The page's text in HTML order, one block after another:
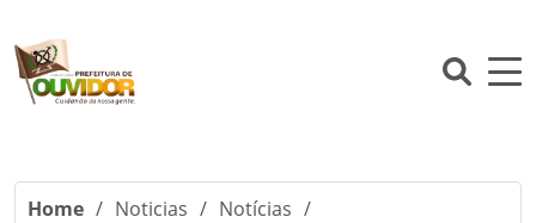
Home / Noticias / Notícias /